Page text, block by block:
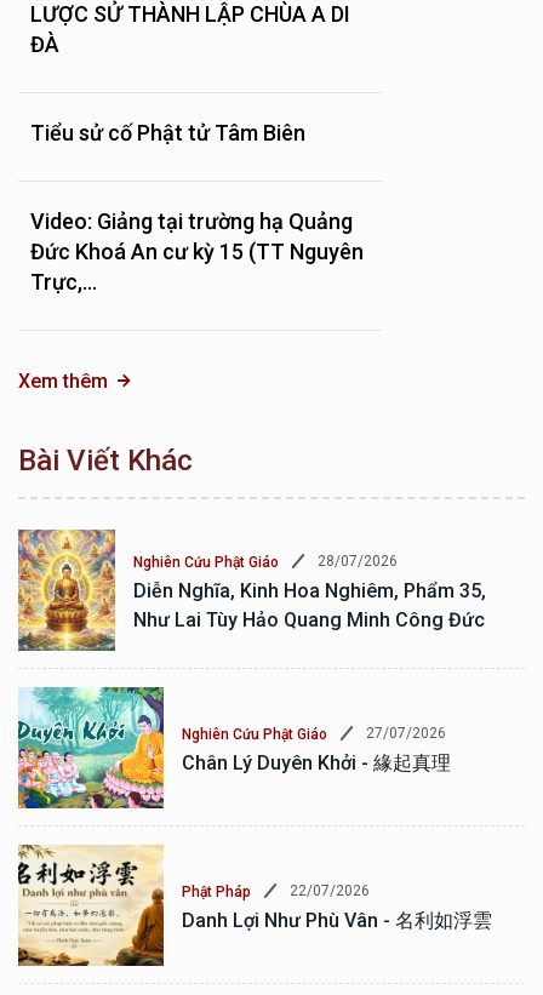
LƯỢC SỬ THÀNH LẬP CHÙA A DI
ĐÀ
Tiểu sử cố Phật tử Tâm Biên
Video: Giảng tại trường hạ Quảng
Đức Khoá An cư kỳ 15 (TT Nguyên
Trực,...
Xem thêm
Bài Viết Khác
Nghiên Cứu Phật Giáo 28/07/2026
Diễn Nghĩa, Kinh Hoa Nghiêm, Phẩm 35,
Như Lai Tùy Hảo Quang Minh Công Đức
Nghiên Cứu Phật Giáo 27/07/2026
Chân Lý Duyên Khởi - 緣起真理
Phật Pháp 22/07/2026
Danh Lợi Như Phù Vân - 名利如浮雲